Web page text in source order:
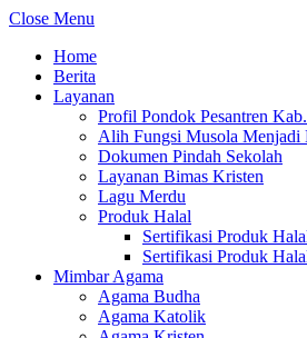
Close Menu
Home
Berita
Layanan
Profil Pondok Pesantren
Alih Fungsi Musola Menjadi
Dokumen Pindah Sekolah
Layanan Bimas Kristen
Lagu Merdu
Produk Halal
Sertifikasi Produk
Sertifikasi Produk
Mimbar Agama
Agama Budha
Agama Katolik